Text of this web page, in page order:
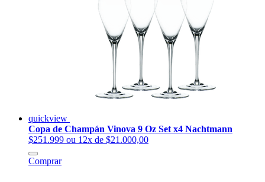
quickview
Copa de Champán Vinova 9 Oz Set x4 Nachtmann
$251.999 ou 12x de $21.000,00
Comprar